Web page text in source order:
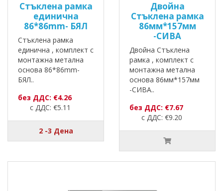
Стъклена рамка
единична
86*86mm- БЯЛ
Стъклена рамка
единична , комплект с
монтажна метална
основа 86*86mm-
БЯЛ..
без ДДС: €4.26
с ДДС: €5.11
2 -3 Дена
Двойна
Стъклена рамка
86мм*157мм
-СИВА
Двойна Стъклена
рамка , комплект с
монтажна метална
основа 86мм*157мм
-СИВА..
без ДДС: €7.67
с ДДС: €9.20